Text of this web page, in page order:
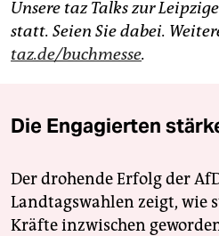
Unsere taz Talks zur
statt. Seien Sie dabei.
taz.de/buchmesse.
Die Engagierten
Der drohende Erfolg der
Landtagswahlen zeigt, wie
Kräfte inzwischen